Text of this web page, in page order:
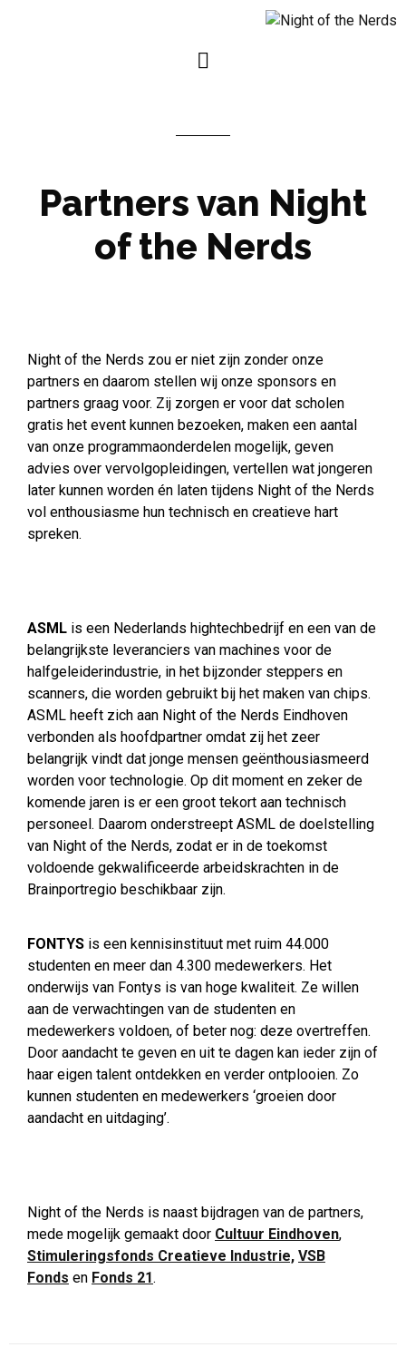
Partners van Night
of the Nerds
Night of the Nerds zou er niet zijn zonder onze
partners en daarom stellen wij onze sponsors en
partners graag voor. Zij zorgen er voor dat scholen
gratis het event kunnen bezoeken, maken een aantal
van onze programmaonderdelen mogelijk, geven
advies over vervolgopleidingen, vertellen wat jongeren
later kunnen worden én laten tijdens Night of the Nerds
vol enthousiasme hun technisch en creatieve hart
spreken.
ASML is een Nederlands hightechbedrijf en een van de
belangrijkste leveranciers van machines voor de
halfgeleiderindustrie, in het bijzonder steppers en
scanners, die worden gebruikt bij het maken van chips.
ASML heeft zich aan Night of the Nerds Eindhoven
verbonden als hoofdpartner omdat zij het zeer
belangrijk vindt dat jonge mensen geënthousiasmeerd
worden voor technologie. Op dit moment en zeker de
komende jaren is er een groot tekort aan technisch
personeel. Daarom onderstreept ASML de doelstelling
van Night of the Nerds, zodat er in de toekomst
voldoende gekwalificeerde arbeidskrachten in de
Brainportregio beschikbaar zijn.
FONTYS is een kennisinstituut met ruim 44.000
studenten en meer dan 4.300 medewerkers. Het
onderwijs van Fontys is van hoge kwaliteit. Ze willen
aan de verwachtingen van de studenten en
medewerkers voldoen, of beter nog: deze overtreffen.
Door aandacht te geven en uit te dagen kan ieder zijn of
haar eigen talent ontdekken en verder ontplooien. Zo
kunnen studenten en medewerkers ‘groeien door
aandacht en uitdaging’.
Night of the Nerds is naast bijdragen van de partners,
mede mogelijk gemaakt door Cultuur Eindhoven,
Stimuleringsfonds Creatieve Industrie, VSB
Fonds en Fonds 21.